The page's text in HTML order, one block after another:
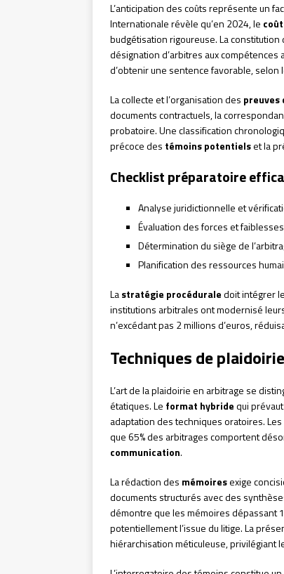
L’anticipation des coûts représente un
Internationale révèle qu’en 2024, le
budgétisation rigoureuse. La constitution
désignation d’arbitres aux compétences
d’obtenir une sentence favorable, selon
La collecte et l’organisation des preuves
documents contractuels, la
probatoire. Une classification
précoce des témoins potentielset la
Checklist préparatoire
Analyse juridictionnelle et
Évaluation des forces et
Détermination du siège de
Planification des ressources
Lastratégie procéduraledoit intégrer
institutions arbitrales ont modernisé
n’excédant pas 2 millions d’euros,
Techniques de
L’art de la plaidoirie en arbitrage se
étatiques. Le format hybridequi
adaptation des techniques oratoires.
que 65% des arbitrages comportent
communication.
La rédaction des mémoiresexige
documents structurés avec des
démontre que les mémoires dépassant
potentiellement l’issue du litige. La
hiérarchisation méticuleuse, privilégiant